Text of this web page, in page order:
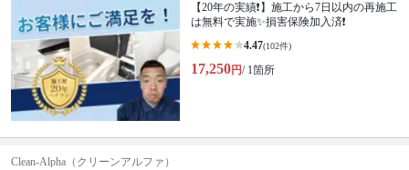
【20年の実績❗️】施工から7日以内の再施工
は無料で実施✨損害保険加入済❗️
4.47(102件)
17,250円/ 1箇所
Clean-Alpha（クリーンアルファ）